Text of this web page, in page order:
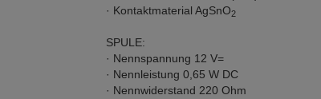
· Kontaktmaterial AgSnO2
SPULE:
· Nennspannung 12 V=
· Nennleistung 0,65 W DC
· Nennwiderstand 220 Ohm